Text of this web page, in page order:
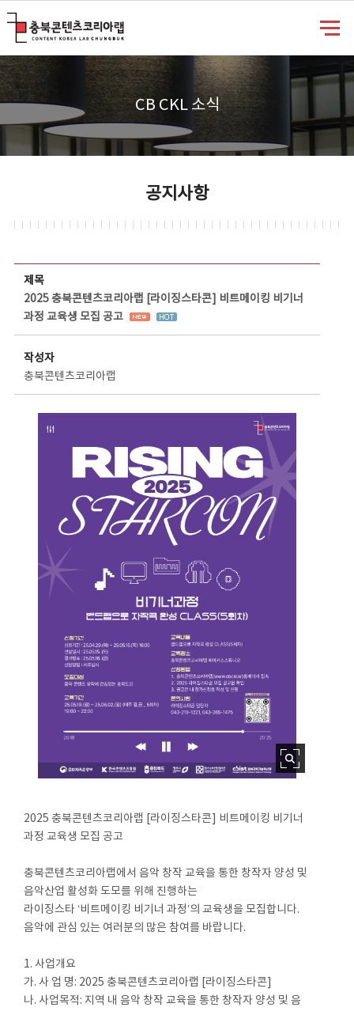
CB CKL 소식
공지사항
제목
2025 충북콘텐츠코리아랩 [라이징스타콘] 비트메이킹 비기너
과정 교육생 모집 공고
작성자
충북콘텐츠코리아랩
2025 충북콘텐츠코리아랩 [라이징스타콘] 비트메이킹 비기너
과정 교육생 모집 공고
충북콘텐츠코리아랩에서 음악 창작 교육을 통한 창작자 양성 및
음악산업 활성화 도모를 위해 진행하는
라이징스타 ‘비트메이킹 비기너 과정’의 교육생을 모집합니다.
음악에 관심 있는 여러분의 많은 참여를 바랍니다.
1. 사업개요
가. 사 업 명: 2025 충북콘텐츠코리아랩 [라이징스타콘]
나. 사업목적: 지역 내 음악 창작 교육을 통한 창작자 양성 및 음